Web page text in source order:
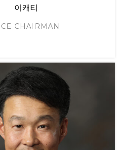
이캐티
CHAIRMAN